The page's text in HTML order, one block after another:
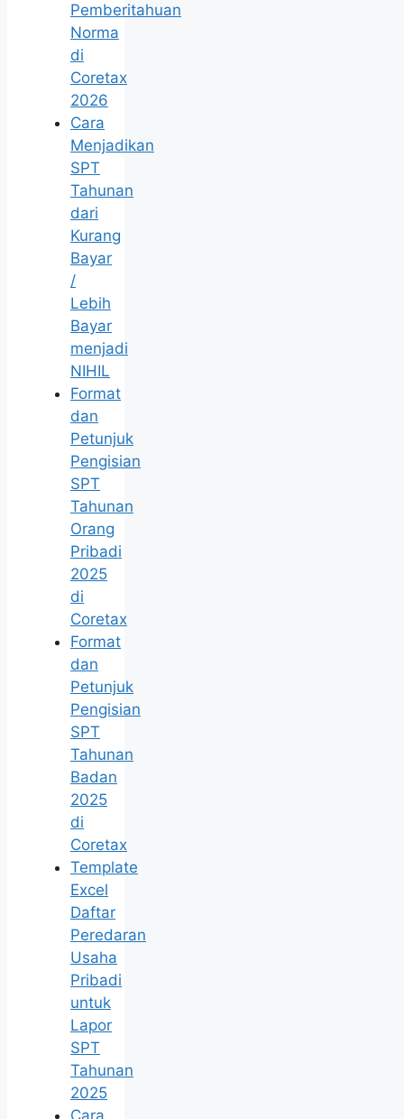
Pemberitahuan
Norma
di
Coretax
2026
Cara
Menjadikan
SPT
Tahunan
dari
Kurang
Bayar
/
Lebih
Bayar
menjadi
NIHIL
Format
dan
Petunjuk
Pengisian
SPT
Tahunan
Orang
Pribadi
2025
di
Coretax
Format
dan
Petunjuk
Pengisian
SPT
Tahunan
Badan
2025
di
Coretax
Template
Excel
Daftar
Peredaran
Usaha
Pribadi
untuk
Lapor
SPT
Tahunan
2025